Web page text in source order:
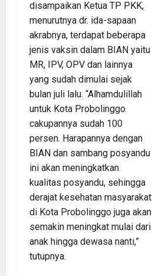
disampaikan Ketua TP PKK,
menurutnya dr. ida-sapaan
akrabnya, terdapat beberapa
jenis vaksin dalam BIAN yaitu
MR, IPV, OPV dan lainnya
yang sudah dimulai sejak
bulan juli lalu. “Alhamdulillah
untuk Kota Probolinggo
cakupannya sudah 100
persen. Harapannya dengan
BIAN dan sambang posyandu
ini akan meningkatkan
kualitas posyandu, sehingga
derajat kesehatan masyarakat
di Kota Probolinggo juga akan
semakin meningkat mulai dari
anak hingga dewasa nanti,”
tutupnya.